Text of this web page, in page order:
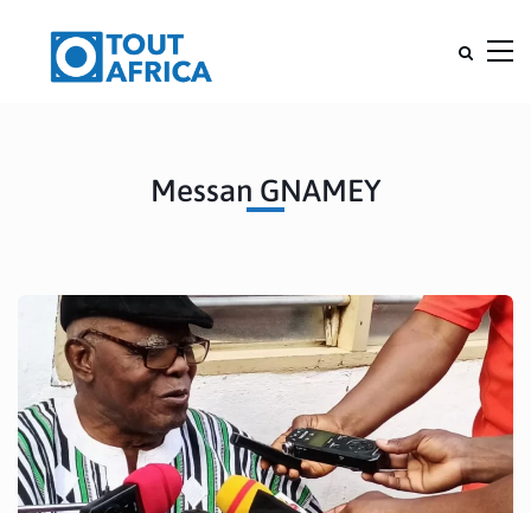
Messan GNAMEY